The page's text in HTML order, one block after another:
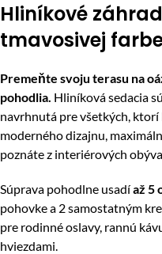
Hliníkové
tmavosivej
Premeňte svoju terasu na
pohodlia. Hliníková sedacia
navrhnutá pre všetkých,
moderného dizajnu,
poznáte z interiérových
Súprava pohodlne usadíaž 5
pohovke a 2 samostatným
pre rodinné oslavy, rannú
hviezdami.